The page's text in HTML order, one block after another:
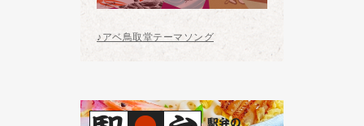
♪アベ鳥取堂テーマソング